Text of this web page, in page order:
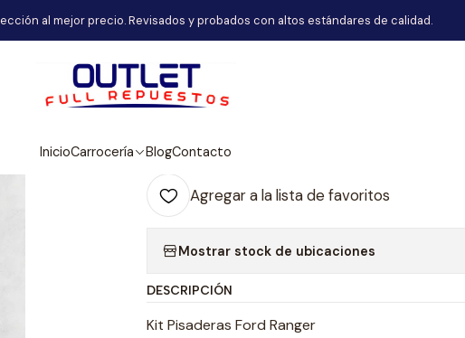
InicioCarrocería BlogContacto
al mejor precio. Revisados y probados con altos estándares de calidad.
Carrocería Kit Pisaderas Ford Ranger
|
Kit Pisaderas Ford Ranger
Cantidad
Agregar a la lista de favoritos
Mostrar stock de ubicaciones
DESCRIPCIÓN
Kit Pisaderas Ford Ranger